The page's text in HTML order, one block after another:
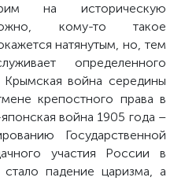
на историческую
кому-то такое
натянутым, но, тем
определенного
Крымская война середины
крепостного права в
война 1905 года –
Государственной
участия России в
падение царизма, а